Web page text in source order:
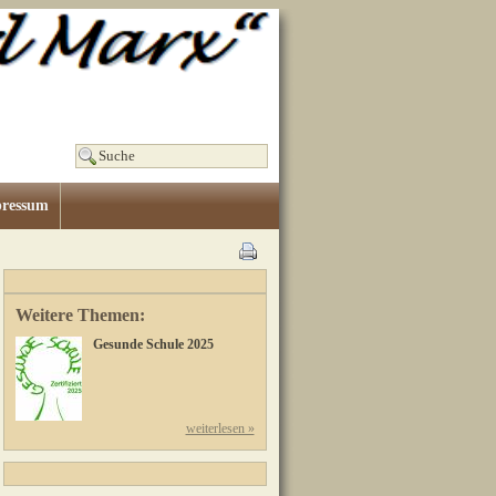
Weitere Themen:
Gesunde Schule 2025
weiterlesen »